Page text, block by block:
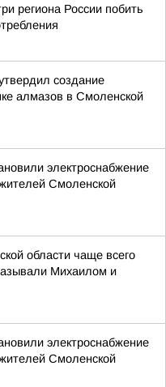
региона России побить
создание
алмазов в Смоленской
электроснабжение
Смоленской
области чаще всего
Михаилом и
электроснабжение
Смоленской